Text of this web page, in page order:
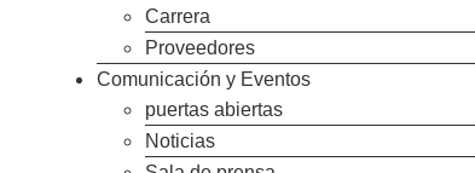
Carrera
Proveedores
Comunicación y Eventos
puertas abiertas
Noticias